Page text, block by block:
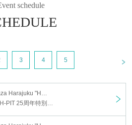
Exhibition”
on circumstances)
schedule
3 4 5
"Harakado" 4F Special Gallery